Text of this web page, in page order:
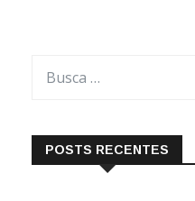
POSTS RECENTES